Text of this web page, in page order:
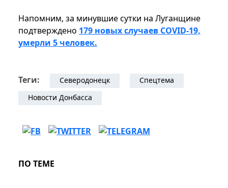
Напомним, за минувшие сутки на Луганщине
подтверждено 179 новых случаев COVID-19,
умерли 5 человек.
Теги: Северодонецк
Спецтема
Новости Донбасса
ПО ТЕМЕ